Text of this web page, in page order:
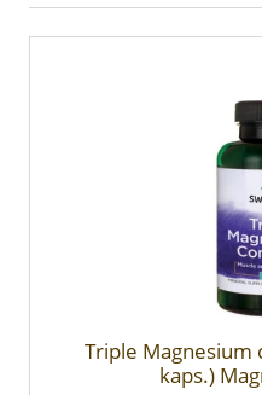
Triple Magnesium
kaps.)